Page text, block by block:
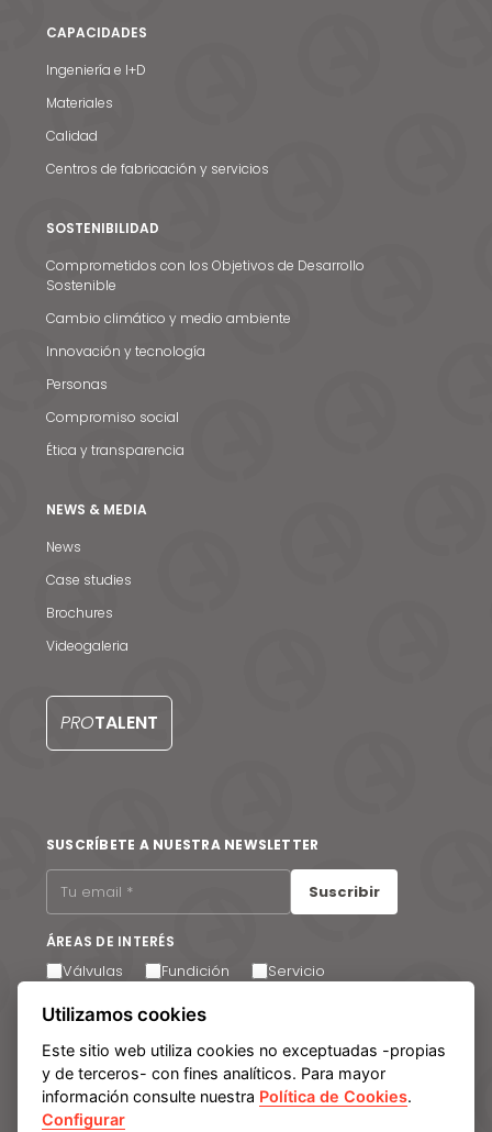
Contacto
CAPACIDADES
Ingeniería e I+D
Materiales
Calidad
Centros de fabricación y servicios
SOSTENIBILIDAD
Comprometidos con los Objetivos de Desarrollo
Sostenible
Cambio climático y medio ambiente
Innovación y tecnología
Personas
Compromiso social
Ética y transparencia
NEWS & MEDIA
News
Case studies
Brochures
Videogaleria
PROTALENT
SUSCRÍBETE A NUESTRA NEWSLETTER
Suscribir
ÁREAS DE INTERÉS
Válvulas Fundición Servicio
Acepto recibir comunicaciones por correo electrónico.
través del enlace que encontrará en el pie de página de
nuestros correos electrónicos.
Utilizamos cookies
Este sitio web utiliza cookies no exceptuadas -propias
y de terceros- con fines analíticos. Para mayor
información consulte nuestra Política de Cookies.
Configurar